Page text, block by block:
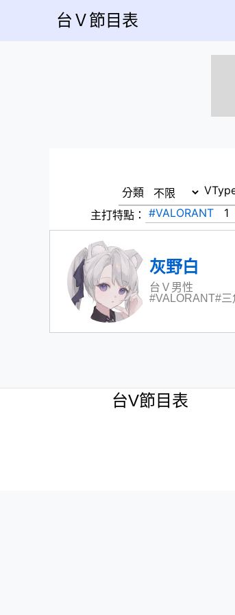
台Ｖ節目表
分類
主打特點： #VALORANT 1
灰野白
台Ｖ 男性
#VALORANT#三
台V節目表